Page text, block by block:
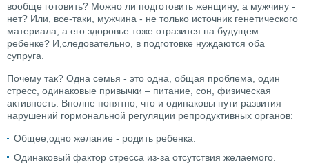
вообще готовить? Можно ли подготовить женщину, а мужчину -
нет? Или, все-таки, мужчина - не только источник генетического
материала, а его здоровье тоже отразится на будущем
ребенке? И,следовательно, в подготовке нуждаются оба
супруга.
Почему так? Одна семья - это одна, общая проблема, один
стресс, одинаковые привычки – питание, сон, физическая
активность. Вполне понятно, что и одинаковы пути развития
нарушений гормональной регуляции репродуктивных органов:
Общее,одно желание - родить ребенка.
Одинаковый фактор стресса из-за отсутствия желаемого.